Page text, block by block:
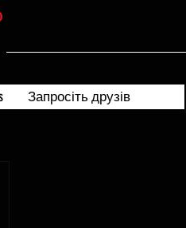
Запросіть друзів